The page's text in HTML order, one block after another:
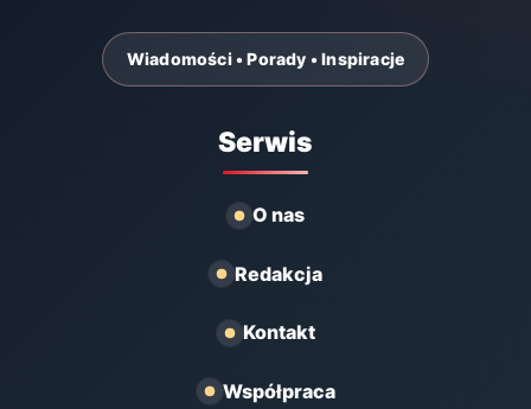
Wiadomości • Porady • Inspiracje
Serwis
O nas
Redakcja
Kontakt
Współpraca